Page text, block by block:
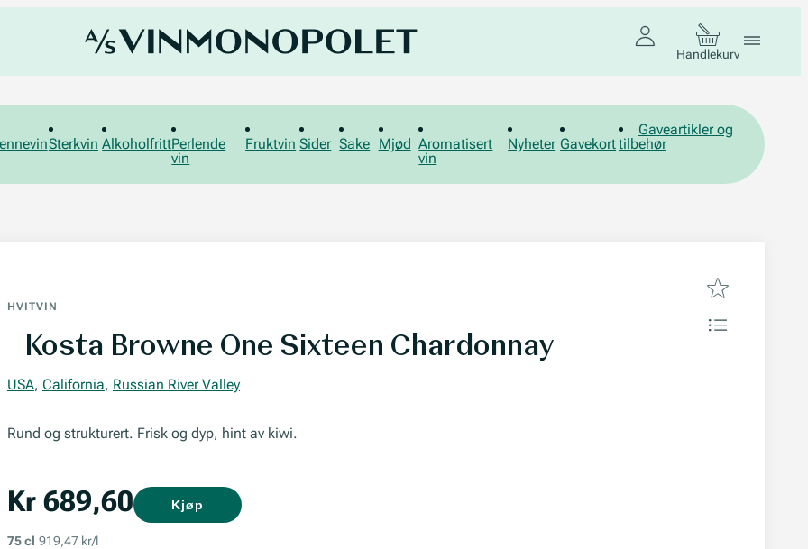
Handlekurv
Sterkvin AlkoholfrittPerlende
vin
Fruktvin Sider Sake Mjød Aromatisert
vin
Nyheter Gavekort
Gaveartikler og
tilbehør
HVITVIN
Kosta Browne One Sixteen Chardonnay
USA, California, Russian River Valley
Rund og strukturert. Frisk og dyp, hint av kiwi.
Kr 689,60
75 cl 919,47 kr/l
Kjøp